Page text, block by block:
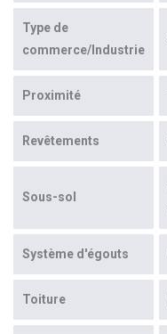
Type de
commerce/Industrie
Proximité
Revêtements
Sous-sol
Système d'égouts
Toiture